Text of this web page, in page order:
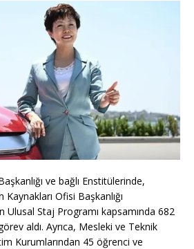
ve bağlı Enstitülerinde,
Kaynakları Ofisi Başkanlığı
Staj Programı kapsamında 682
aldı. Ayrıca, Mesleki ve Teknik
Kurumlarından 45 öğrenci ve